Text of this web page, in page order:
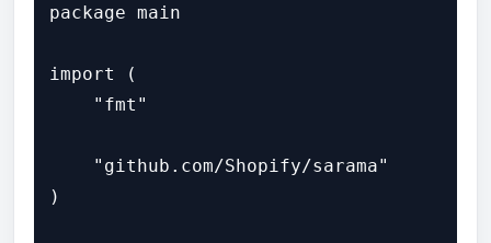
package main
import (
    "fmt"
    "github.com/Shopify/sarama"
)